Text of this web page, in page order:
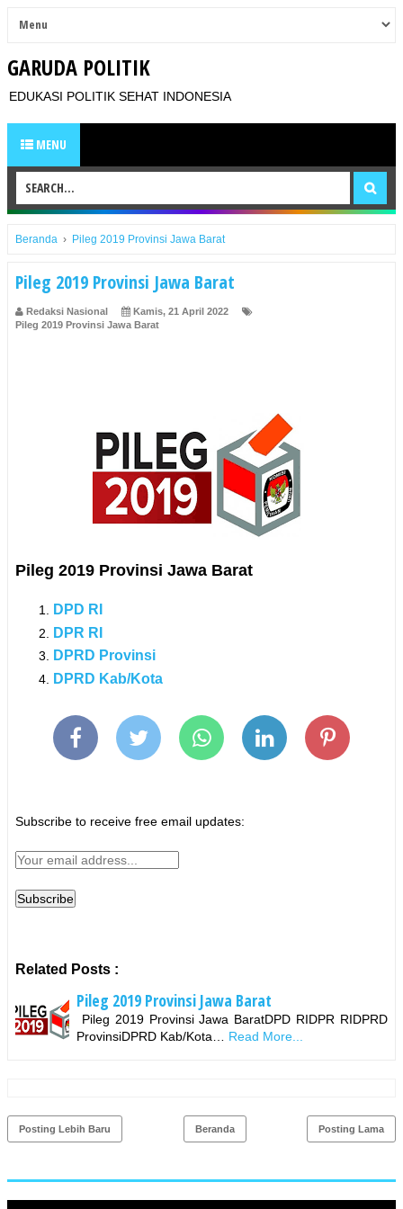
GARUDA POLITIK
EDUKASI POLITIK SEHAT INDONESIA
MENU
Beranda › Pileg 2019 Provinsi Jawa Barat
Pileg 2019 Provinsi Jawa Barat
Redaksi Nasional
Kamis, 21 April 2022
Pileg 2019 Provinsi Jawa Barat
Pileg 2019 Provinsi Jawa Barat
DPD RI
DPR RI
DPRD Provinsi
DPRD Kab/Kota
Subscribe to receive free email updates:
Related Posts :
Pileg 2019 Provinsi Jawa Barat
Pileg 2019 Provinsi Jawa BaratDPD RIDPR RIDPRD
ProvinsiDPRD Kab/Kota…
Read More...
Posting Lebih Baru Posting Lama
Beranda